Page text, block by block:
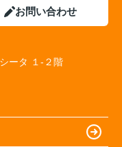
お問い合わせ
ータ １-２階